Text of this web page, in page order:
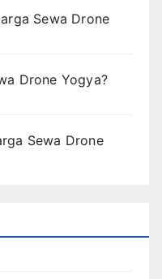
Sewa Drone
Drone Yogya?
Sewa Drone